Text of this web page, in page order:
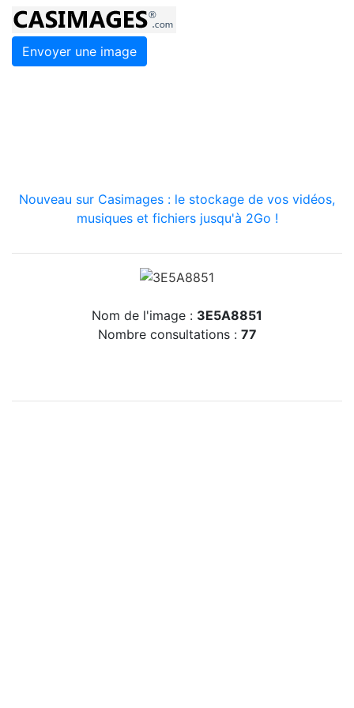
Envoyer une image
Nouveau sur Casimages : le stockage de vos vidéos,
musiques et fichiers jusqu'à 2Go !
Nom de l'image : 3E5A8851
Nombre consultations : 77